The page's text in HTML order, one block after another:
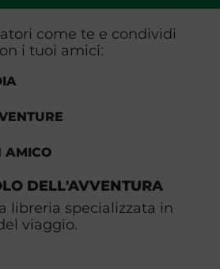
come te e condividi
i tuoi amici:
AMICO
DELL'AVVENTURA
libreria specializzata in
viaggio.